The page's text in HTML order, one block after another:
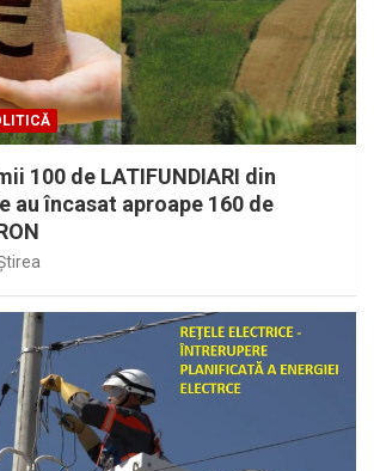
100 de LATIFUNDIARI din
au încasat aproape 160 de